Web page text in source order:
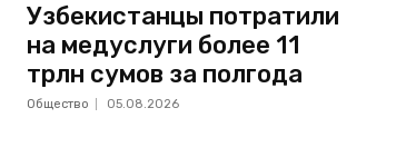
Узбекистанцы потратили
на медуслуги более 11
трлн сумов за полгода
Общество 05.08.2026